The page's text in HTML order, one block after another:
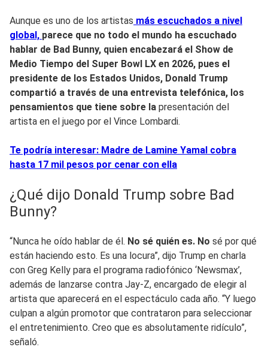
Aunque es uno de los artistas más escuchados a nivel
global, parece que no todo el mundo ha escuchado
hablar de Bad Bunny, quien encabezará el Show de
Medio Tiempo del Super Bowl LX en 2026, pues el
presidente de los Estados Unidos, Donald Trump
compartió a través de una entrevista telefónica, los
pensamientos que tiene sobre la presentación del
artista en el juego por el Vince Lombardi.
Te podría interesar: Madre de Lamine Yamal cobra
hasta 17 mil pesos por cenar con ella
¿Qué dijo Donald Trump sobre Bad
Bunny?
“Nunca he oído hablar de él. No sé quién es. No sé por qué
están haciendo esto. Es una locura”, dijo Trump en charla
con Greg Kelly para el programa radiofónico ‘Newsmax’,
además de lanzarse contra Jay-Z, encargado de elegir al
artista que aparecerá en el espectáculo cada año. “Y luego
culpan a algún promotor que contrataron para seleccionar
el entretenimiento. Creo que es absolutamente ridículo”,
señaló.